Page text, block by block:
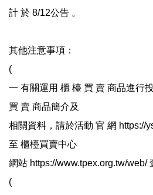
計 於 8/12公告 。
其他注意事項：
(
一 有關運用 櫃 檯 買 賣 商品進行
買 賣 商品簡介及
相關資料，請於活動 官 網 https://
至 櫃檯買賣中心
網站 https://www.tpex.org.tw/web/
(